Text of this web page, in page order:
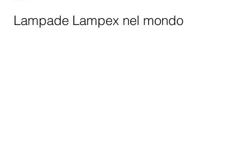
Lampade Lampex nel mondo